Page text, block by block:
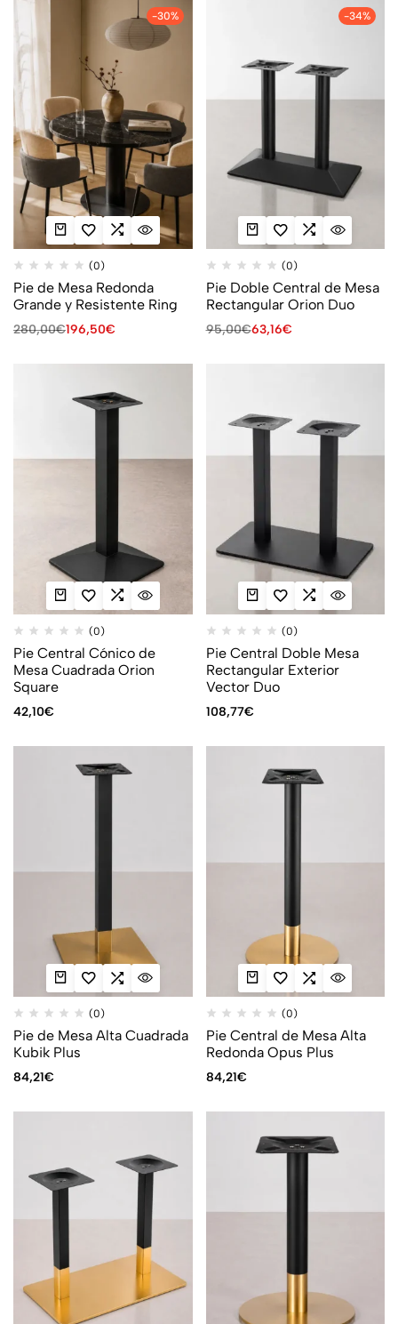
-30%
(0)
Pie de Mesa Redonda
Grande y Resistente Ring
280,00€196,50€
-34%
(0)
Pie Doble Central de Mesa
Rectangular Orion Duo
95,00€63,16€
(0)
Pie Central Cónico de
Mesa Cuadrada Orion
Square
42,10€
(0)
Pie Central Doble Mesa
Rectangular Exterior
Vector Duo
108,77€
(0)
Pie de Mesa Alta Cuadrada
Kubik Plus
84,21€
(0)
Pie Central de Mesa Alta
Redonda Opus Plus
84,21€